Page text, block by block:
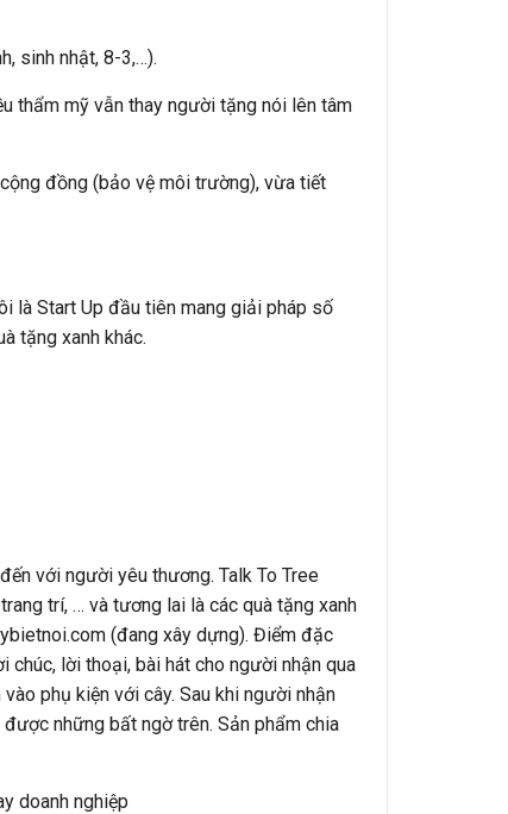
sinh nhật, 8-3,…).
thẩm mỹ vẫn thay người tặng nói lên tâm
đồng (bảo vệ môi trường), vừa tiết
là Start Up đầu tiên mang giải pháp số
tặng xanh khác.
với người yêu thương. Talk To Tree
trí, … và tương lai là các quà tặng xanh
(đang xây dựng). Điểm đặc
lời thoại, bài hát cho người nhận qua
phụ kiện với cây. Sau khi người nhận
những bất ngờ trên. Sản phẩm chia
doanh nghiệp